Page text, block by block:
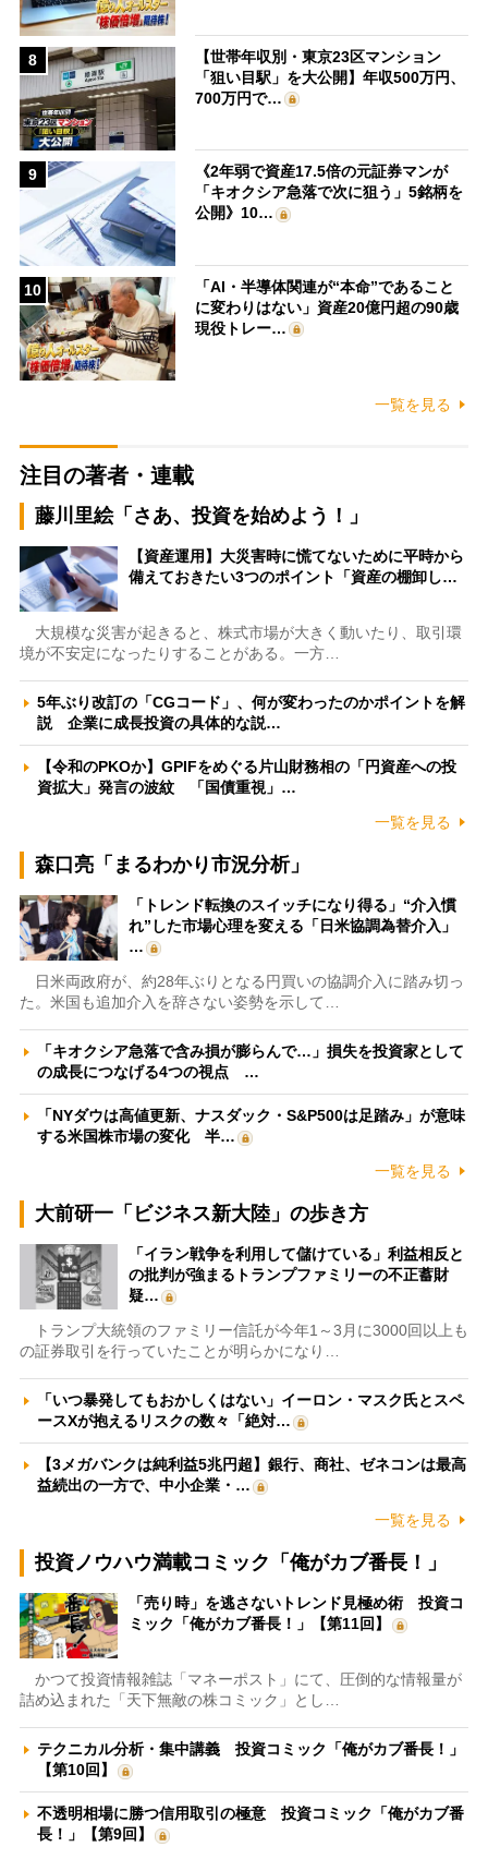
8
【世帯年収別・東京23区マンション
「狙い目駅」を大公開】年収500万円、
700万円で…
9
《2年弱で資産17.5倍の元証券マンが
「キオクシア急落で次に狙う」5銘柄を
公開》10…
10
「AI・半導体関連が“本命”であること
に変わりはない」資産20億円超の90歳
現役トレー…
一覧を見る
注目の著者・連載
藤川里絵「さあ、投資を始めよう！」
【資産運用】大災害時に慌てないために平時から
備えておきたい3つのポイント「資産の棚卸し…
大規模な災害が起きると、株式市場が大きく動いたり、取引環
境が不安定になったりすることがある。一方…
5年ぶり改訂の「CGコード」、何が変わったのかポイントを解
説 企業に成長投資の具体的な説…
【令和のPKOか】GPIFをめぐる片山財務相の「円資産への投
資拡大」発言の波紋 「国債重視」…
一覧を見る
森口亮「まるわかり市況分析」
「トレンド転換のスイッチになり得る」“介入慣
れ”した市場心理を変える「日米協調為替介入」
…
日米両政府が、約28年ぶりとなる円買いの協調介入に踏み切っ
た。米国も追加介入を辞さない姿勢を示して…
「キオクシア急落で含み損が膨らんで…」損失を投資家として
の成長につなげる4つの視点 …
「NYダウは高値更新、ナスダック・S&P500は足踏み」が意味
する米国株市場の変化 半…
一覧を見る
大前研一「ビジネス新大陸」の歩き方
「イラン戦争を利用して儲けている」利益相反と
の批判が強まるトランプファミリーの不正蓄財
疑…
トランプ大統領のファミリー信託が今年1～3月に3000回以上も
の証券取引を行っていたことが明らかになり…
「いつ暴発してもおかしくはない」イーロン・マスク氏とスペ
ースXが抱えるリスクの数々「絶対…
【3メガバンクは純利益5兆円超】銀行、商社、ゼネコンは最高
益続出の一方で、中小企業・…
一覧を見る
投資ノウハウ満載コミック「俺がカブ番長！」
「売り時」を逃さないトレンド見極め術 投資コ
ミック「俺がカブ番長！」【第11回】
かつて投資情報雑誌「マネーポスト」にて、圧倒的な情報量が
詰め込まれた「天下無敵の株コミック」とし…
テクニカル分析・集中講義 投資コミック「俺がカブ番長！」
【第10回】
不透明相場に勝つ信用取引の極意 投資コミック「俺がカブ番
長！」【第9回】